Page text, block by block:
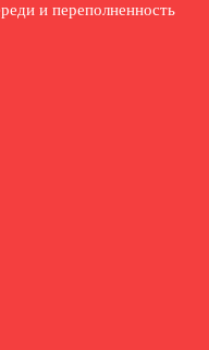
и переполненность